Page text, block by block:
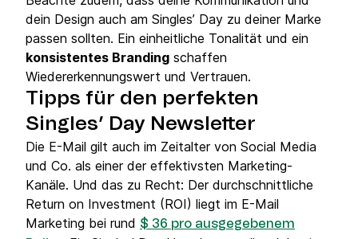
dein Design auch am Singles’ Day zu deiner Marke
passen sollten. Ein einheitliche Tonalität und ein
konsistentes Branding schaffen
Wiedererkennungswert und Vertrauen.
Tipps für den perfekten
Singles’ Day Newsletter
Die E-Mail gilt auch im Zeitalter von Social Media
und Co. als einer der effektivsten Marketing-
Kanäle. Und das zu Recht: Der durchschnittliche
Return on Investment (ROI) liegt im E-Mail
Marketing bei rund $ 36 pro ausgegebenem